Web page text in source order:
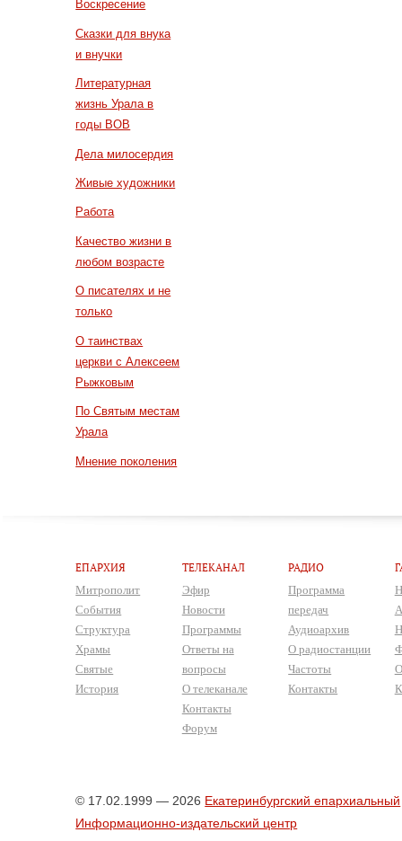
Воскресение
Сказки для внука
и внучки
Литературная
жизнь Урала в
годы ВОВ
Дела милосердия
Живые художники
Работа
Качество жизни в
любом возрасте
О писателях и не
только
О таинствах
церкви с Алексеем
Рыжковым
По Святым местам
Урала
Мнение поколения
ЕПАРХИЯ
Митрополит
События
Структура
Храмы
Святые
История
ТЕЛЕКАНАЛ
Эфир
Новости
Программы
Ответы на
вопросы
О телеканале
Контакты
Форум
РАДИО
Программа
передач
Аудиоархив
О радиостанции
Частоты
Контакты
© 17.02.1999 — 2026 Екатеринбургский епархиальный
Информационно-издательский центр